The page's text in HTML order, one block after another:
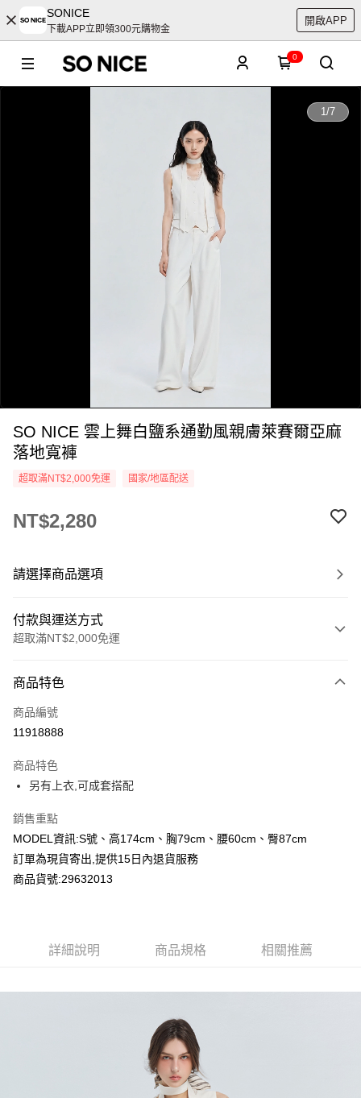
SONICE
下載APP立即領300元購物金
開啟APP
0
0:00
1/7
SO NICE 雲上舞白鹽系通勤風親膚萊賽爾亞麻
落地寬褲
超取滿NT$2,000免運 國家/地區配送
NT$2,280
請選擇商品選項
付款與運送方式
超取滿NT$2,000免運
信用卡一次付款
超商取貨付款
Apple Pay
Google Pay
運送方式
全家付款取貨
每筆NT$80，滿NT$2,000(含以上)免運費
每筆NT$80，滿NT$2,000(含以上)免運費
商品特色
商品編號
11918888
商品特色
另有上衣,可成套搭配
銷售重點
MODEL資訊:S號、高174cm、胸79cm、腰60cm、臀87cm
訂單為現貨寄出,提供15日內退貨服務
商品貨號:29632013
詳細說明 商品規格 相關推薦